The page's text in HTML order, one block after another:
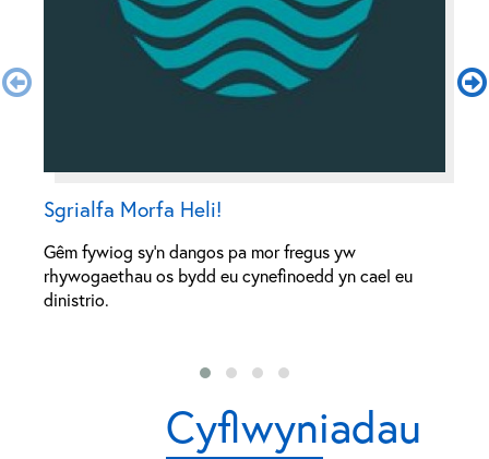
Sgrialfa Morfa Heli!
Gêm fywiog sy'n dangos pa mor fregus yw
rhywogaethau os bydd eu cynefinoedd yn cael eu
dinistrio.
Cyflwyniadau